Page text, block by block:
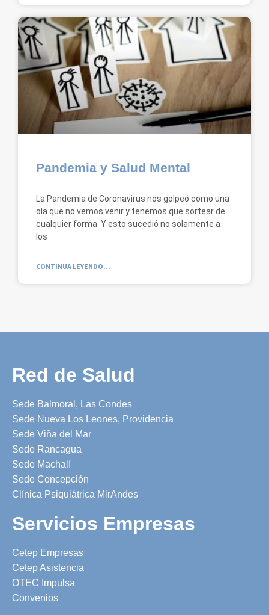
Pandemia y Salud Mental
La Pandemia de Coronavirus nos golpeó como una
ola que no vemos venir y tenemos que sortear de
cualquier forma. Y esto sucedió no solamente a
los
CONTINUA LEYENDO...
Red de Salud
Sede Balmoral, Las Condes
Sede Nueva Los Leones, Providencia
Sede Viña del Mar
Sede Rancagua
Sede Machalí
Sede Concepción
Clínica Psiquiátrica MirAndes
Servicios Empresas
Cetep Empresas
Cetep Asistencia
OTEC Impulsa
Convenios